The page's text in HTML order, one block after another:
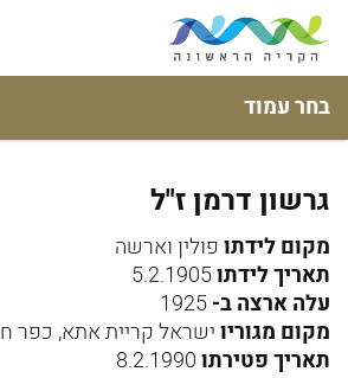
בחר עמוד
גרשון דרמן ז"ל
מקום לידתופולין וארשה
תאריך לידתו5.2.1905
עלה ארצה ב-
מקום מגוריוישראל קריית אתא, כפר
תאריך פטירתו8.2.1990